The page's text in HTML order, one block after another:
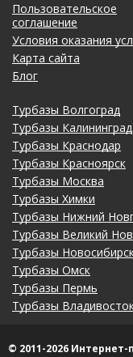
Пользовательское
соглашение
Условия оказания
Карта сайта
Блог
Турбазы Волгоград
Турбазы Калининград
Турбазы Краснодар
Турбазы Красноярск
Турбазы Москва
Турбазы Химки
Турбазы Нижний
Турбазы Великий
Турбазы
Турбазы Омск
Турбазы Пермь
Турбазы
© 2011-2026